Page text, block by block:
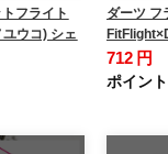
フライト
ウコ) シェ
ダーツ フ
712 円
ポイン